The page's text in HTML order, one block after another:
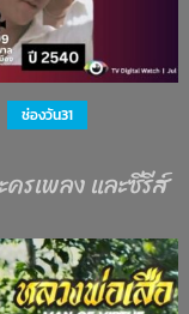
ช่องวัน31
รเพลง และซีรีส์